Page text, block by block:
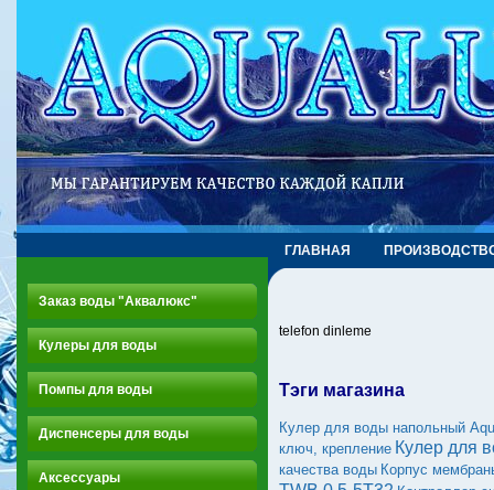
ГЛАВНАЯ
Заказ воды "Аквалюкс"
Кулеры для воды
Помпы для воды
Диспенсеры для воды
Аксессуары
telefon dinleme
Тэги магазина
Кулер для воды напольный
ключ, крепление Кулер для
качества воды Корпус